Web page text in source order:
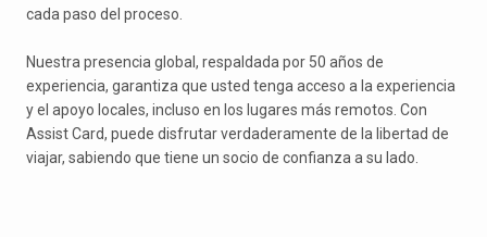
cada paso del proceso.
Nuestra presencia global, respaldada por 50 años de
experiencia, garantiza que usted tenga acceso a la experiencia
y el apoyo locales, incluso en los lugares más remotos. Con
Assist Card, puede disfrutar verdaderamente de la libertad de
viajar, sabiendo que tiene un socio de confianza a su lado.